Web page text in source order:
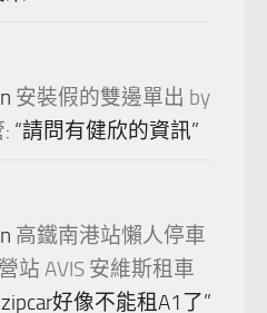
安裝假的雙邊單出 by
: “請問有健欣的資訊”
高鐵南港站懶人停車
站 AVIS 安維斯租車
zipcar好像不能租A1了”